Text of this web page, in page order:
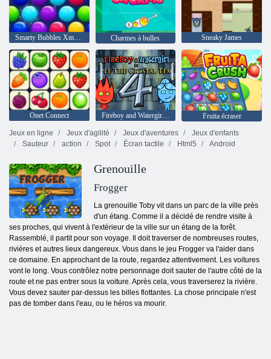
Smarty Bubbles Xmas Edition Charmes à bulles Sneaky James
Onet Connect Fireboy and Watergirl 4: The Crystal Temple
Fruita écraser
Jeux en ligne
Jeux d'agilité Jeux d'aventures
Jeux d'enfants
Sauteur
action Spot Écran tactile Html5 Android
Grenouille
Frogger
La grenouille Toby vit dans un parc de la ville près
d'un étang. Comme il a décidé de rendre visite à
ses proches, qui vivent à l'extérieur de la ville sur un étang de la forêt.
Rassemblé, il partit pour son voyage. Il doit traverser de nombreuses routes,
rivières et autres lieux dangereux. Vous dans le jeu Frogger va l'aider dans
ce domaine. En approchant de la route, regardez attentivement. Les voitures
vont le long. Vous contrôlez notre personnage doit sauter de l'autre côté de la
route et ne pas entrer sous la voiture. Après cela, vous traverserez la rivière.
Vous devez sauter par-dessus les billes flottantes. La chose principale n'est
pas de tomber dans l'eau, ou le héros va mourir.